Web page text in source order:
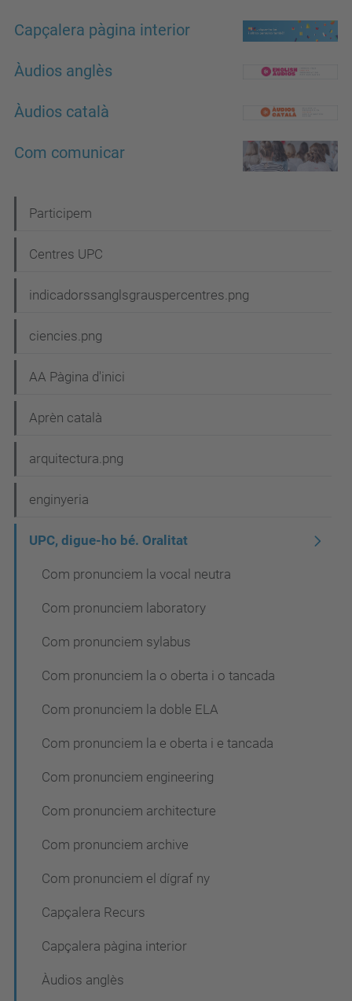
Capçalera pàgina interior
Àudios anglès
Àudios català
Com comunicar
a
v
g
a
i
ó
Participem
Centres UPC
indicadorssanglsgrauspercentres.png
ciencies.png
AA Pàgina d'inici
Aprèn català
arquitectura.png
enginyeria
UPC, digue-ho bé. Oralitat
Com pronunciem la vocal neutra
Com pronunciem laboratory
Com pronunciem sylabus
Com pronunciem la o oberta i o tancada
Com pronunciem la doble ELA
Com pronunciem la e oberta i e tancada
Com pronunciem engineering
Com pronunciem architecture
Com pronunciem archive
Com pronunciem el dígraf ny
Capçalera Recurs
Capçalera pàgina interior
Àudios anglès